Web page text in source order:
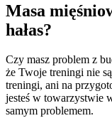
Masa
hałas?
Czy masz problem z
że Twoje treningi nie
treningi, ani na
jesteś w towarzystwie
samym problemem.